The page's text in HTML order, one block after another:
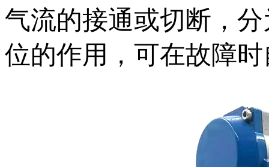
气流的接通或切断，
位的作用，可在故障